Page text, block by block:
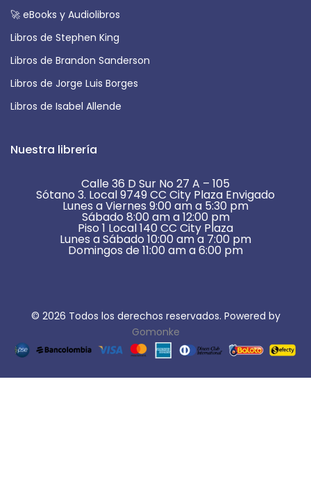
🚀 eBooks y Audiolibros
Libros de Stephen King
Libros de Brandon Sanderson
Libros de Jorge Luis Borges
Libros de Isabel Allende
Nuestra librería
Calle 36 D Sur No 27 A – 105
Sótano 3. Local 9749 CC City Plaza Envigado
Lunes a Viernes 9:00 am a 5:30 pm
Sábado 8:00 am a 12:00 pm
Piso 1 Local 140 CC City Plaza
Lunes a Sábado 10:00 am a 7:00 pm
Domingos de 11:00 am a 6:00 pm
© 2026 Todos los derechos reservados. Powered by
Gomonke